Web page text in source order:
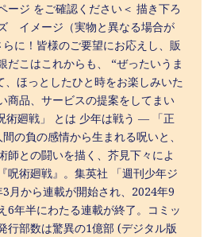
ージ をご確認ください＜ 描き下ろ
イメージ（実物と異なる場合が
に！皆様のご要望にお応えし、販
こはこれからも、 “ぜったいうま
、ほっとしたひと時をお楽しみいた
商品、サービスの提案をしてまい
術廻戦」 とは 少年は戦う ― 「正
の負の感情から生まれる呪いと、
師との闘いを描く、芥見下々によ
呪術廻戦』。集英社 「週刊少年ジ
月から連載が開始され、2024年9
6年半にわたる連載が終了。コミッ
行部数は驚異の1億部 (デジタル版